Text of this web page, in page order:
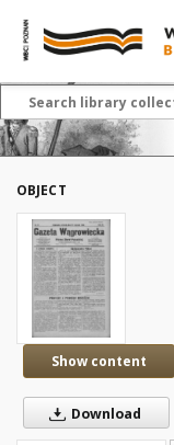
OBJECT
Show content
Download